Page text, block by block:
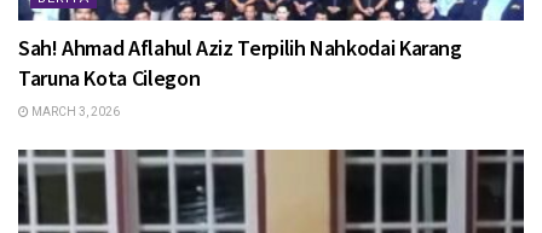
Sah! Ahmad Aflahul Aziz Terpilih Nahkodai Karang
Taruna Kota Cilegon
MARCH 3, 2026